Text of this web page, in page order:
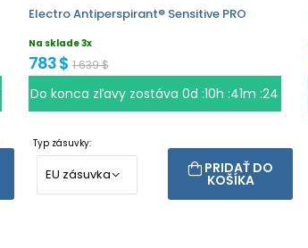
Electro Antiperspirant® Sensitive PRO
Na sklade 3x
783 $ 1 639 $
Do konca zľavy zostáva0d :10h :41m :23
Typ zásuvky:
PRIDAŤ DO
KOŠÍKA